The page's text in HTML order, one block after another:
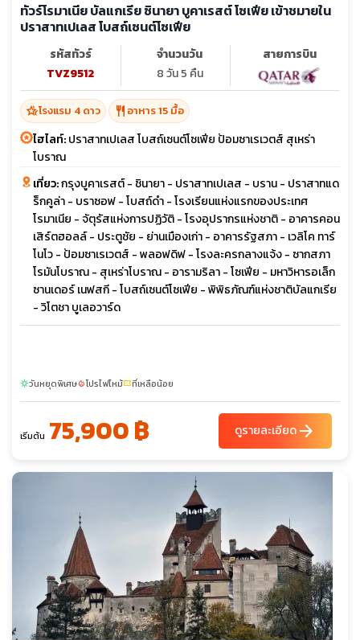
ทัวร์โรมาเนีย บัลแกเรีย ซินายา บูคาเรสต์ โซเฟีย เข้าชมายใน
ปราสาทเปเลส โบสถ์เซนต์โซเฟีย
รหัสทัวร์
TVZ9512
จำนวนวัน
8 วัน 5 คืน
สายการบิน
hotel_classโรงแรม 4 ดาว restaurant อาหาร 15 มื้อ
ไฮไลท์:ปราสาทเปเลส โบสถ์เซนต์โซเฟีย ป้อมซาเรเวตส์ สุเหร่า
โบราณ
เที่ยว:กรุงบูคาเรสต์ - ชินายา - ปราสาทเปเลส - บราน - ปราสาทแด
ร็กคูล่า - บราซอฟ - โบสถ์ดำ - โรงเรียนแห่งแรกของประเทศ
โรมาเนีย - จัตุรัสแห่งการปฏิวัติ - โรงอุปรากรแห่งชาติ - อาคารคอน
เสิร์ตฮอลล์ - ประตูชัย - ย่านเมืองเก่า - อาคารรัฐสภา - เวลิโค ทาร์
โนโว - ป้อมซาเรเวตส์ - พลอฟดิฟ - โรงละครกลางแจ้ง - ซากสภา
โรมันโบราณ - สุเหร่าโบราณ - อารามริลา - โซเฟีย - มหาวิหารอเล็ก
ซานเดอร์ เนฟสกี - โบสถ์เซนต์โซเฟีย - พิพิธภัณฑ์แห่งชาติบัลแกเรีย
- วิโตชา บูเลอวาร์ด
sunnyวันหยุดพิเศษlocal_fire_departmentโปรไฟไหม้confirmation_numberที่เหลือน้อย
เริ่มต้น 75,900 ฿ ดูรายละเอียดarrow_forward